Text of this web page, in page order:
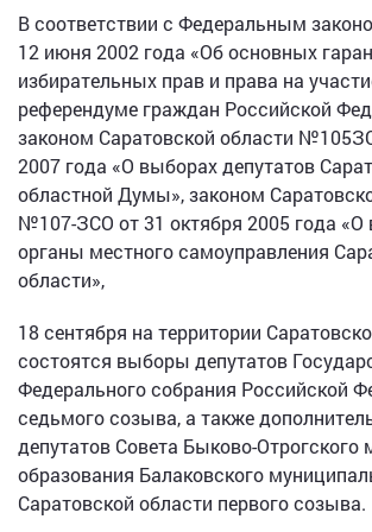
В соответствии с Федеральным
12 июня 2002 года «Об основных
избирательных прав и права на
референдуме граждан Российской
законом Саратовской области
2007 года «О выборах депутатов
областной Думы», законом
№107-ЗСО от 31 октября 2005 года «О
органы местного самоуправления
области»,
18 сентября на территории
состоятся выборы депутатов
Федерального собрания Российской
седьмого созыва, а также
депутатов Совета Быково-Отрогского
образования Балаковского
Саратовской области первого созыва.